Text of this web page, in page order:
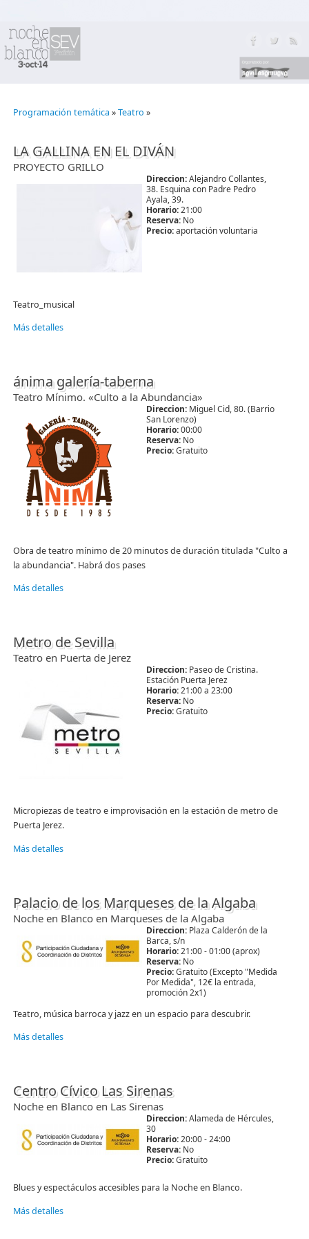
Programación temática »Teatro »
LA GALLINA EN EL DIVÁN
PROYECTO GRILLO
Direccion:Alejandro Collantes,
38. Esquina con Padre Pedro
Ayala, 39.
Horario:21:00
Reserva:No
Precio:aportación voluntaria
Teatro_musical
Más detalles
ánima galería-taberna
Teatro Mínimo. «Culto a la Abundancia»
Direccion:Miguel Cid, 80. (Barrio
San Lorenzo)
Horario:00:00
Reserva:No
Precio:Gratuito
Obra de teatro mínimo de 20 minutos de duración titulada "Culto a
la abundancia". Habrá dos pases
Más detalles
Metro de Sevilla
Teatro en Puerta de Jerez
Direccion:Paseo de Cristina.
Estación Puerta Jerez
Horario:21:00 a 23:00
Reserva:No
Precio:Gratuito
Micropiezas de teatro e improvisación en la estación de metro de
Puerta Jerez.
Más detalles
Palacio de los Marqueses de la Algaba
Noche en Blanco en Marqueses de la Algaba
Direccion:Plaza Calderón de la
Barca, s/n
Horario:21:00 - 01:00 (aprox)
Reserva:No
Precio:Gratuito (Excepto "Medida
Por Medida", 12€ la entrada,
promoción 2x1)
Teatro, música barroca y jazz en un espacio para descubrir.
Más detalles
Centro Cívico Las Sirenas
Noche en Blanco en Las Sirenas
Direccion:Alameda de Hércules,
30
Horario:20:00 - 24:00
Reserva:No
Precio:Gratuito
Blues y espectáculos accesibles para la Noche en Blanco.
Más detalles